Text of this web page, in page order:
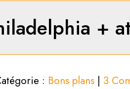
+
: Bons plans | 3